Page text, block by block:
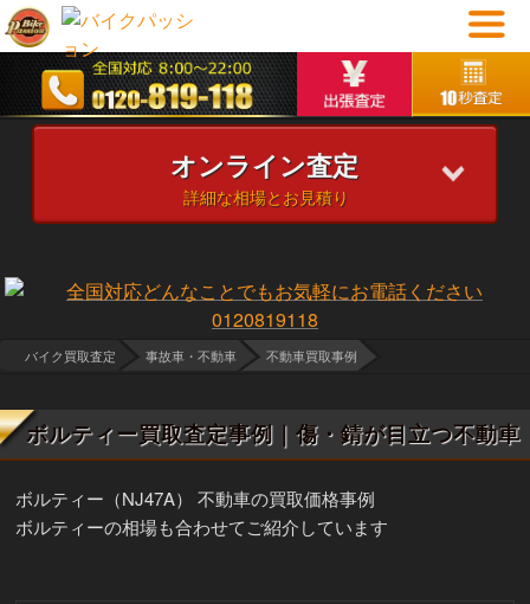
オンライン査定
詳細な相場とお見積り
バイク買取査定 事故車・不動車 不動車買取事例
ボルティー買取査定事例｜傷・錆が目立つ不動車
ボルティー（NJ47A） 不動車の買取価格事例
ボルティーの相場も合わせてご紹介しています